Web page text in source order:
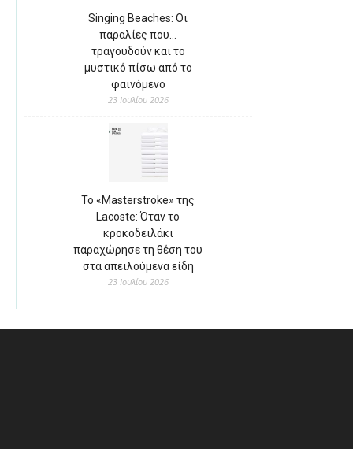
Singing Beaches: Οι
παραλίες που…
τραγουδούν και το
μυστικό πίσω από το
φαινόμενο
23 Ιουλίου 2026
Το «Masterstroke» της
Lacoste: Όταν το
κροκοδειλάκι
παραχώρησε τη θέση του
στα απειλούμενα είδη
23 Ιουλίου 2026